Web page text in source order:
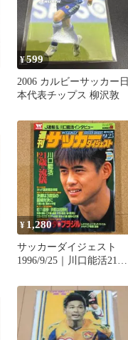
¥599
2006 カルビーサッカー日
本代表チップス 柳沢敦
¥ 1,280
サッカーダイジェスト
1996/9/25｜川口能活21歳